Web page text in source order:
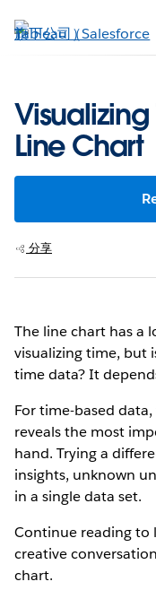
至
Line Chart
分享
The line chart has a
visualizing time, but
time data? It
For time-based
reveals the most
hand. Trying a
insights, unknown
in a single data set.
Continue reading to
creative
chart.